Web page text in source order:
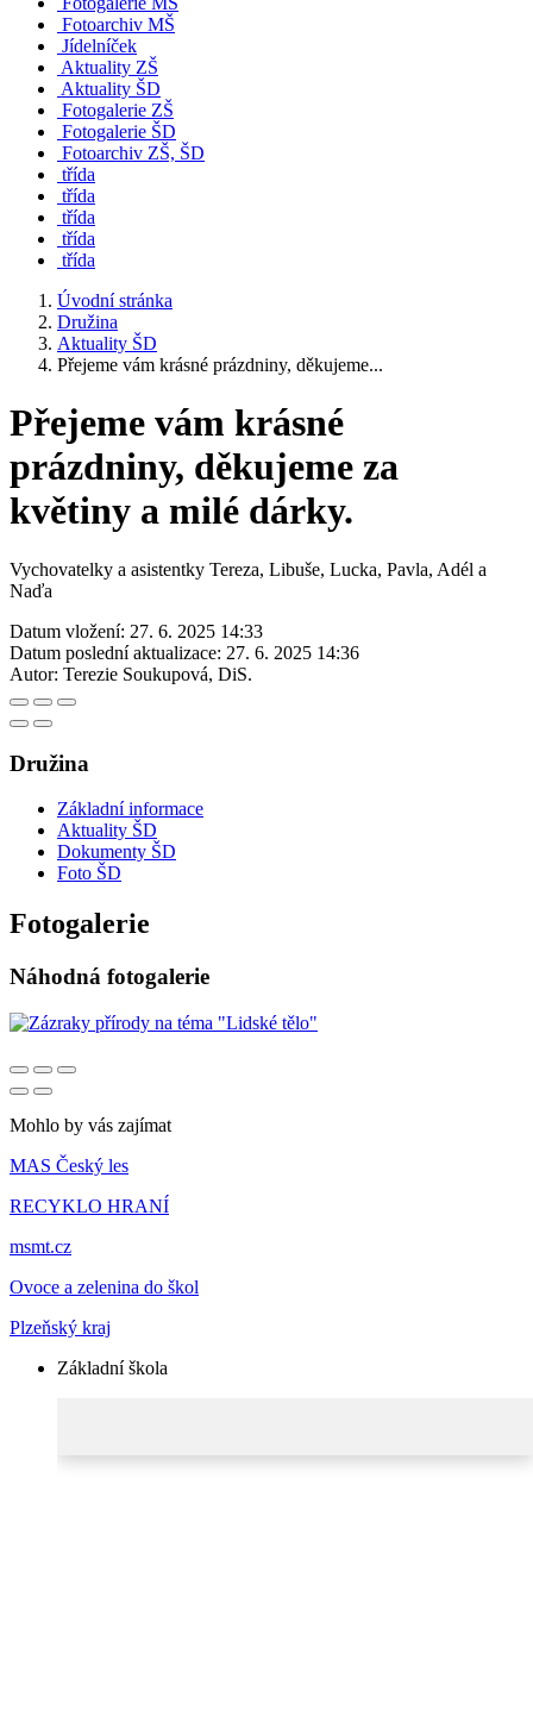
Fotoarchiv MŠ
Jídelníček
Aktuality ZŠ
Aktuality ŠD
Fotogalerie ZŠ
Fotogalerie ŠD
Fotoarchiv ZŠ, ŠD
třída
třída
třída
třída
třída
Úvodní stránka
Družina
Aktuality ŠD
Přejeme vám krásné prázdniny, děkujeme...
Přejeme vám krásné
prázdniny, děkujeme za
květiny a milé dárky.
Vychovatelky a asistentky Tereza, Libuše, Lucka, Pavla, Adél a
Naďa
Datum vložení: 27. 6. 2025 14:33
Datum poslední aktualizace: 27. 6. 2025 14:36
Autor: Terezie Soukupová, DiS.
Družina
Základní informace
Aktuality ŠD
Dokumenty ŠD
Foto ŠD
Fotogalerie
Náhodná fotogalerie
Mohlo by vás zajímat
MAS Český les
RECYKLO HRANÍ
msmt.cz
Ovoce a zelenina do škol
Plzeňský kraj
Základní škola